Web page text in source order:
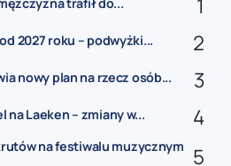
2027 roku – podwyżki...
nowy plan na rzecz osób...
Laeken – zmiany w...
na festiwalu muzycznym